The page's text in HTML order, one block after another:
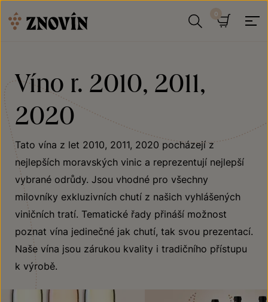
Víno r. 2010, 2011,
2020
Tato vína z let 2010, 2011, 2020 pocházejí z
nejlepších moravských vinic a reprezentují nejlepší
vybrané odrůdy. Jsou vhodné pro všechny
milovníky exkluzivních chutí z našich vyhlášených
viničních tratí. Tematické řady přináší možnost
poznat vína jedinečné jak chutí, tak svou prezentací.
Naše vína jsou zárukou kvality i tradičního přístupu
k výrobě.